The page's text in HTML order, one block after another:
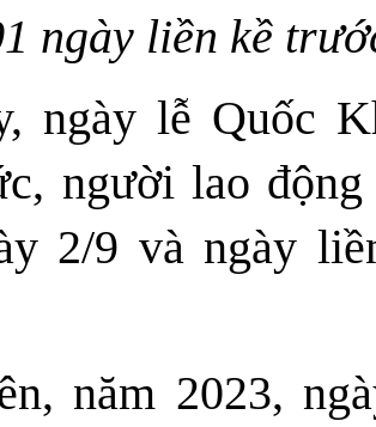
ngày liền kề
ngày lễ Quốc
người lao
2/9 và ngày
năm 2023,